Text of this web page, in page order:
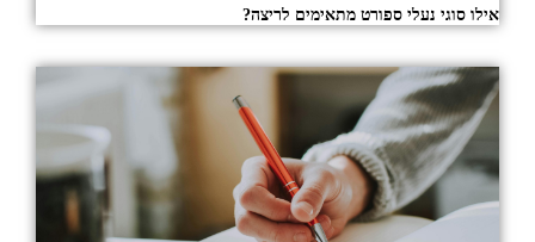
אילו סוגי נעלי ספורט מתאימים לריצה?